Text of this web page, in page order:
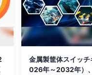
金属製筐体スイッ
026年～2032年）